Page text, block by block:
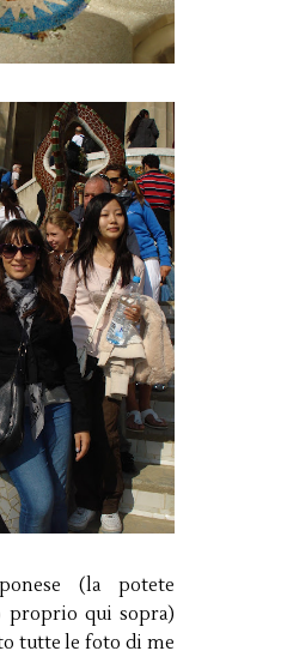
(la potete
proprio qui sopra)
tutte le foto di me